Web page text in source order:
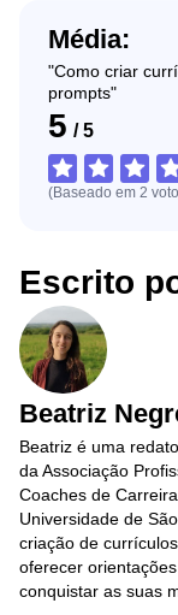
Média:
"Como criar
prompts"
5 / 5
(Baseado em 2
Escrito
Beatriz
Beatriz é uma
da Associação
Coaches de
Universidade de
criação de
oferecer
conquistar as suas